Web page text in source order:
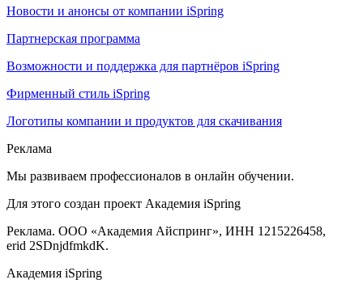
Новости и анонсы от компании iSpring
Партнерская программа
Возможности и поддержка для партнёров iSpring
Фирменный стиль iSpring
Логотипы компании и продуктов для скачивания
Реклама
Мы развиваем профессионалов в онлайн обучении.
Для этого создан проект Академия iSpring
Реклама. ООО «Академия Айспринг», ИНН 1215226458,
erid 2SDnjdfmkdK.
Академия iSpring